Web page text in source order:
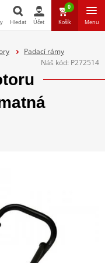
Hledat
Hledat Účet
0
Košík Menu
Padací rámy
Náš kód: P272514